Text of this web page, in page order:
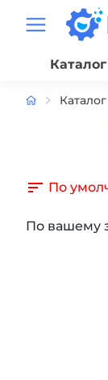
Каталог
Каталог
По
По вашему